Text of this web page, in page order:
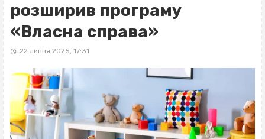
розширив програму
«Власна справа»
22 липня 2025, 17:31